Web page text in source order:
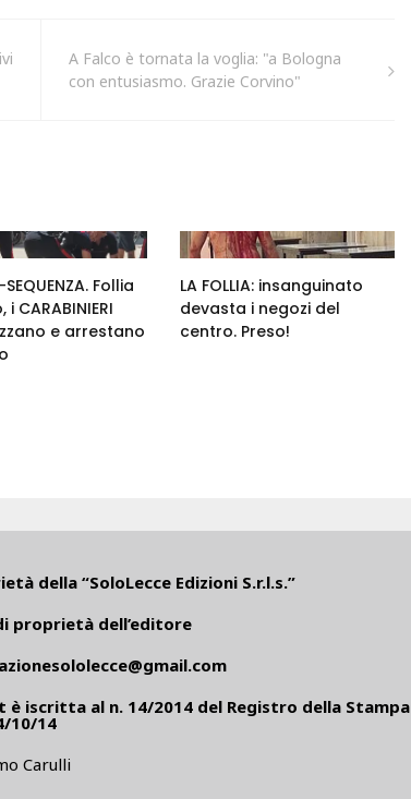
A Falco è tornata la voglia: "a Bologna
con entusiasmo. Grazie Corvino"
Follia
CARABINIERI
e arrestano
LA FOLLIA: insanguinato
devasta i negozi del
centro. Preso!
della “SoloLecce Edizioni S.r.l.s.”
proprietà dell’editore
è iscritta al n. 14/2014 del Registro della Stampa
10/14
Carulli